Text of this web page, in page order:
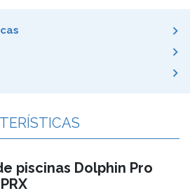
piscinas Dolphin Pro